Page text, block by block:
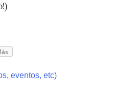
eventos, etc)